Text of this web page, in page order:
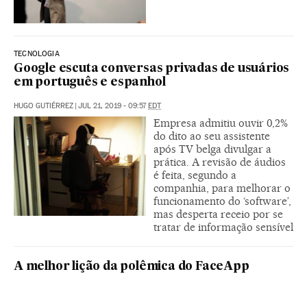
TECNOLOGIA
Google escuta conversas privadas de usuários
em português e espanhol
HUGO GUTIÉRREZ JUL 21, 2019 - 09:57 EDT
Empresa admitiu ouvir 0,2%
do dito ao seu assistente
após TV belga divulgar a
prática. A revisão de áudios
é feita, segundo a
companhia, para melhorar o
funcionamento do ‘software’,
mas desperta receio por se
tratar de informação sensível
A melhor lição da polêmica do FaceApp